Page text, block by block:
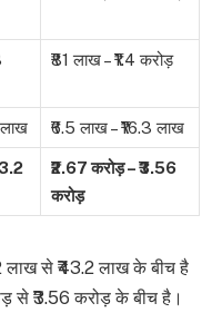
₹81 लाख – ₹1.4 करोड़
लाख ₹6.5 लाख – ₹16.3 लाख
₹2.67 करोड़ – ₹3.56
करोड़
से ₹43.2 लाख के बीच है
से ₹3.56 करोड़ के बीच है।